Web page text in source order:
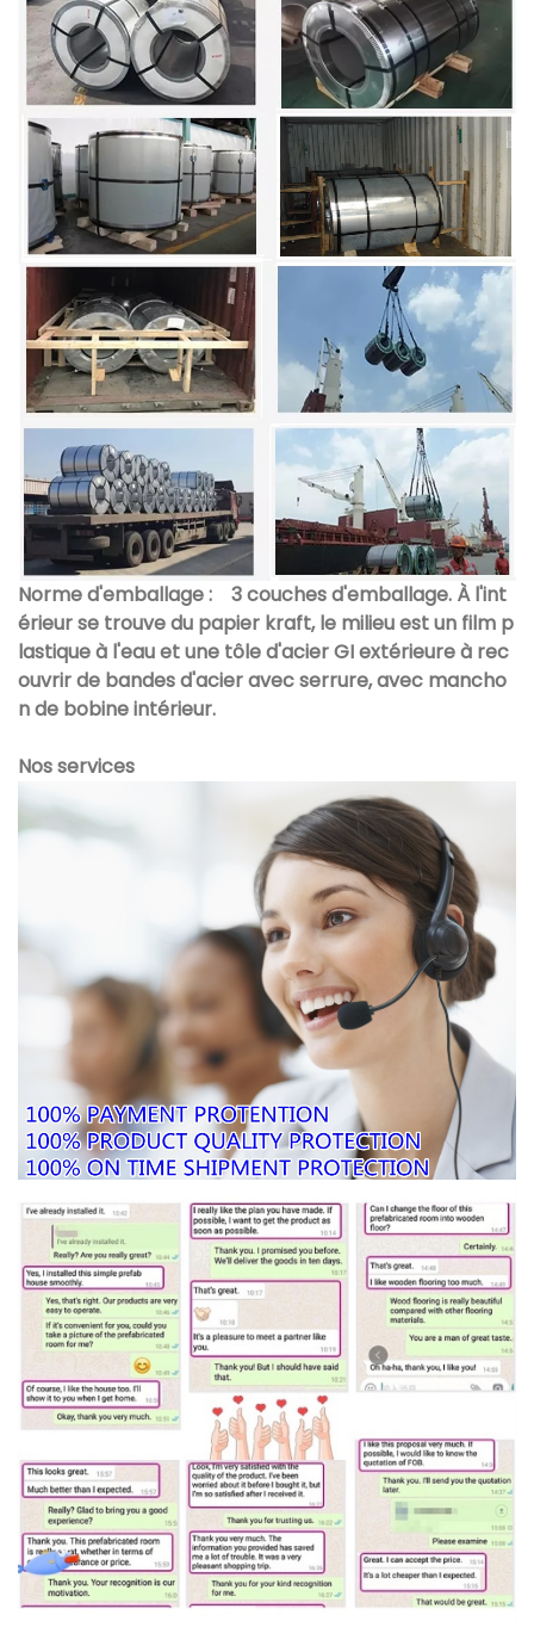
Norme d'emballage :
3 couches d'emballage. À l'int
érieur se trouve du papier kraft, le milieu est un film p
lastique à l'eau et une tôle d'acier GI extérieure à rec
ouvrir de bandes d'acier avec serrure, avec mancho
n de bobine intérieur.
Nos services